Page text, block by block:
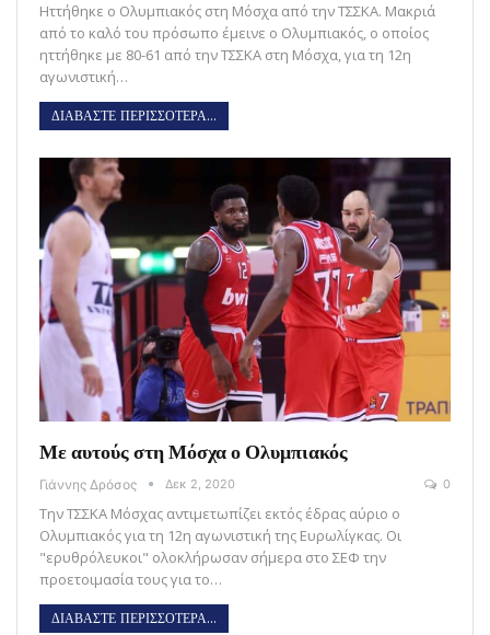
Ηττήθηκε ο Ολυμπιακός στη Μόσχα από την ΤΣΣΚΑ. Μακριά
από το καλό του πρόσωπο έμεινε ο Ολυμπιακός, ο οποίος
ηττήθηκε με 80-61 από την ΤΣΣΚΑ στη Μόσχα, για τη 12η
αγωνιστική…
ΔΙΑΒΑΣΤΕ ΠΕΡΙΣΣΟΤΕΡΑ...
Με αυτούς στη Μόσχα ο Ολυμπιακός
Γιάννης Δρόσος Δεκ 2, 2020 0
Την ΤΣΣΚΑ Μόσχας αντιμετωπίζει εκτός έδρας αύριο ο
Ολυμπιακός για τη 12η αγωνιστική της Ευρωλίγκας. Οι
"ερυθρόλευκοι" ολοκλήρωσαν σήμερα στο ΣΕΦ την
προετοιμασία τους για το…
ΔΙΑΒΑΣΤΕ ΠΕΡΙΣΣΟΤΕΡΑ...